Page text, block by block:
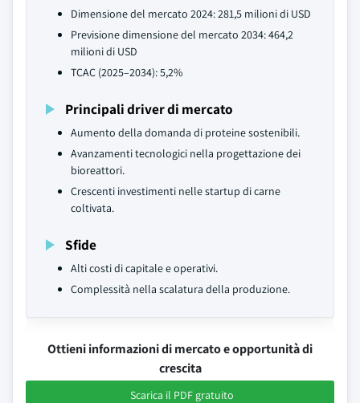
Dimensione del mercato 2024: 281,5 milioni di USD
Previsione dimensione del mercato 2034: 464,2
milioni di USD
TCAC (2025–2034): 5,2%
Principali driver di mercato
Aumento della domanda di proteine sostenibili.
Avanzamenti tecnologici nella progettazione dei
bioreattori.
Crescenti investimenti nelle startup di carne
coltivata.
Sfide
Alti costi di capitale e operativi.
Complessità nella scalatura della produzione.
Ottieni informazioni di mercato e opportunità di
crescita
Scarica il PDF gratuito